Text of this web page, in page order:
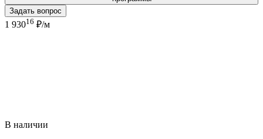
Задать вопрос
1 93016 ₽/м
В наличии